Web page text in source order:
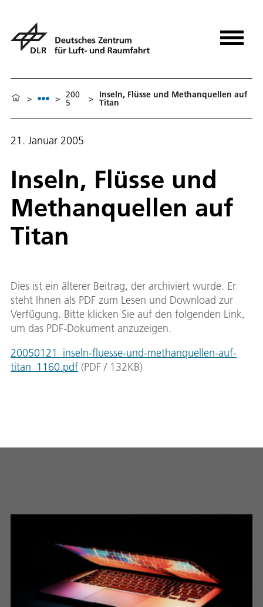
> > 200
5 > Inseln, Flüsse und Methanquellen auf
Titan
21. Januar 2005
Inseln, Flüsse und
Methanquellen auf
Titan
Dies ist ein älterer Beitrag, der archiviert wurde. Er
steht Ihnen als PDF zum Lesen und Download zur
Verfügung. Bitte klicken Sie auf den folgenden Link,
um das PDF-Dokument anzuzeigen.
20050121_inseln-fluesse-und-methanquellen-auf-
titan_1160.pdf (PDF / 132KB)